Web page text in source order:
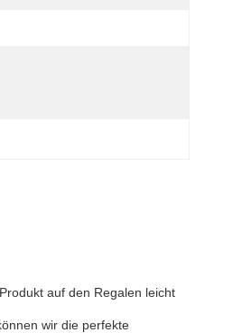
auf den Regalen leicht
wir die perfekte